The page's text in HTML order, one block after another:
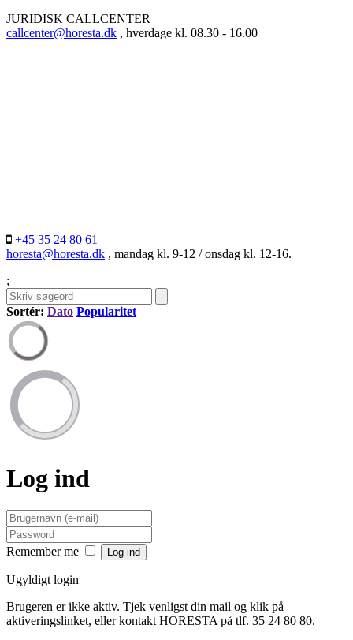
JURIDISK CALLCENTER
callcenter@horesta.dk , hverdage kl. 08.30 - 16.00
+45 35 24 80 61
horesta@horesta.dk , mandag kl. 9-12 / onsdag kl. 12-16.
;
Sortér: Dato Popularitet
Log ind
Remember me
Ugyldigt login
Brugeren er ikke aktiv. Tjek venligst din mail og klik på
aktiveringslinket, eller kontakt HORESTA på tlf. 35 24 80 80.